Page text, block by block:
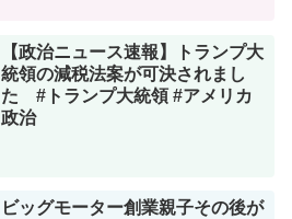
【政治ニュース速報】トランプ大
統領の減税法案が可決されまし
た #トランプ大統領 #アメリカ
政治
ビッグモーター創業親子その後が